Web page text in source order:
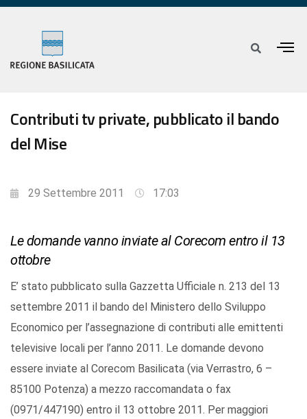
Contributi tv private, pubblicato il bando
del Mise
29 Settembre 2011 17:03
Le domande vanno inviate al Corecom entro il 13
ottobre
E’ stato pubblicato sulla Gazzetta Ufficiale n. 213 del 13
settembre 2011 il bando del Ministero dello Sviluppo
Economico per l’assegnazione di contributi alle emittenti
televisive locali per l’anno 2011. Le domande devono
essere inviate al Corecom Basilicata (via Verrastro, 6 –
85100 Potenza) a mezzo raccomandata o fax
(0971/447190) entro il 13 ottobre 2011. Per maggiori